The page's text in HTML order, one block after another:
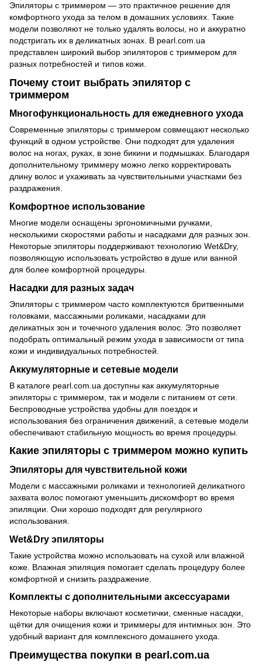
Эпиляторы с триммером — это практичное решение для
комфортного ухода за телом в домашних условиях. Такие
модели позволяют не только удалять волосы, но и аккуратно
подстригать их в деликатных зонах. В pearl.com.ua
представлен широкий выбор эпиляторов с триммером для
разных потребностей и типов кожи.
Почему стоит выбрать эпилятор с
триммером
Многофункциональность для ежедневного ухода
Современные эпиляторы с триммером совмещают несколько
функций в одном устройстве. Они подходят для удаления
волос на ногах, руках, в зоне бикини и подмышках. Благодаря
дополнительному триммеру можно легко корректировать
длину волос и ухаживать за чувствительными участками без
раздражения.
Комфортное использование
Многие модели оснащены эргономичными ручками,
несколькими скоростями работы и насадками для разных зон.
Некоторые эпиляторы поддерживают технологию Wet&Dry,
позволяющую использовать устройство в душе или ванной
для более комфортной процедуры.
Насадки для разных задач
Эпиляторы с триммером часто комплектуются бритвенными
головками, массажными роликами, насадками для
деликатных зон и точечного удаления волос. Это позволяет
подобрать оптимальный режим ухода в зависимости от типа
кожи и индивидуальных потребностей.
Аккумуляторные и сетевые модели
В каталоге pearl.com.ua доступны как аккумуляторные
эпиляторы с триммером, так и модели с питанием от сети.
Беспроводные устройства удобны для поездок и
использования без ограничения движений, а сетевые модели
обеспечивают стабильную мощность во время процедуры.
Какие эпиляторы с триммером можно купить
Эпиляторы для чувствительной кожи
Модели с массажными роликами и технологией деликатного
захвата волос помогают уменьшить дискомфорт во время
эпиляции. Они хорошо подходят для регулярного
использования.
Wet&Dry эпиляторы
Такие устройства можно использовать на сухой или влажной
коже. Влажная эпиляция помогает сделать процедуру более
комфортной и снизить раздражение.
Комплекты с дополнительными аксессуарами
Некоторые наборы включают косметички, сменные насадки,
щётки для очищения кожи и триммеры для интимных зон. Это
удобный вариант для комплексного домашнего ухода.
Преимущества покупки в pearl.com.ua